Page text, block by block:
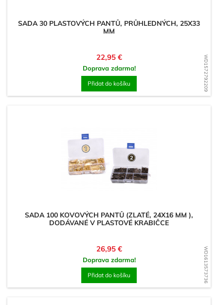
WD1572792209
SADA 30 PLASTOVÝCH PANTŮ, PRŮHLEDNÝCH, 25X33
MM
Cena
22,95 €
Doprava zdarma!
Přidat do košíku
WD1613573736
SADA 100 KOVOVÝCH PANTŮ (ZLATÉ, 24X16 MM ),
DODÁVANÉ V PLASTOVÉ KRABIČCE
Cena
26,95 €
Doprava zdarma!
Přidat do košíku